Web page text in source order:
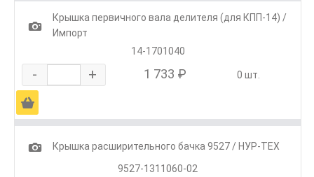
1
Крышка первичного вала делителя (для КПП-14) /
Импорт
14-1701040
- + 1 733 ₽ 0 шт.
Ä
1
Крышка расширительного бачка 9527 / НУР-ТЕХ
9527-1311060-02